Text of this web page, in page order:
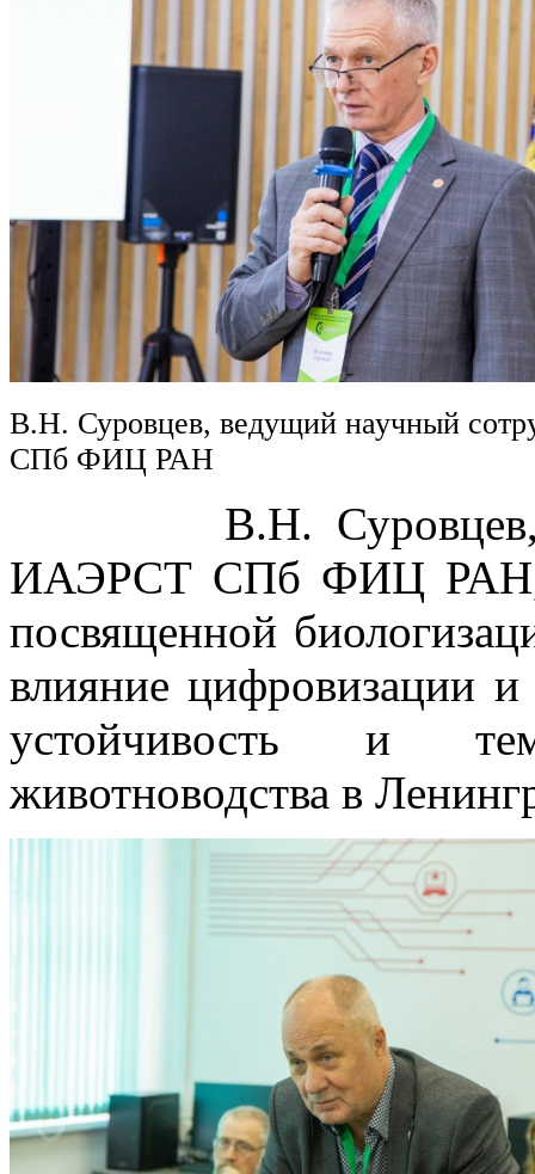
В.Н. Суровцев, ведущий научный
СПб ФИЦ РАН
В.Н. Суровцев,
ИАЭРСТ СПб ФИЦ РАН,
посвященной
влияние цифровизации и
устойчивость и
животноводства в